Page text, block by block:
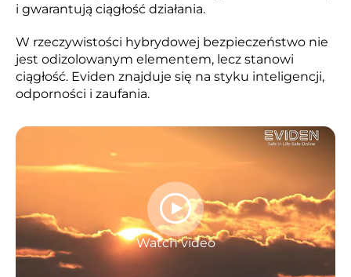
i gwarantują ciągłość działania.
W rzeczywistości hybrydowej bezpieczeństwo nie
jest odizolowanym elementem, lecz stanowi
ciągłość. Eviden znajduje się na styku inteligencji,
odporności i zaufania.
Watch video